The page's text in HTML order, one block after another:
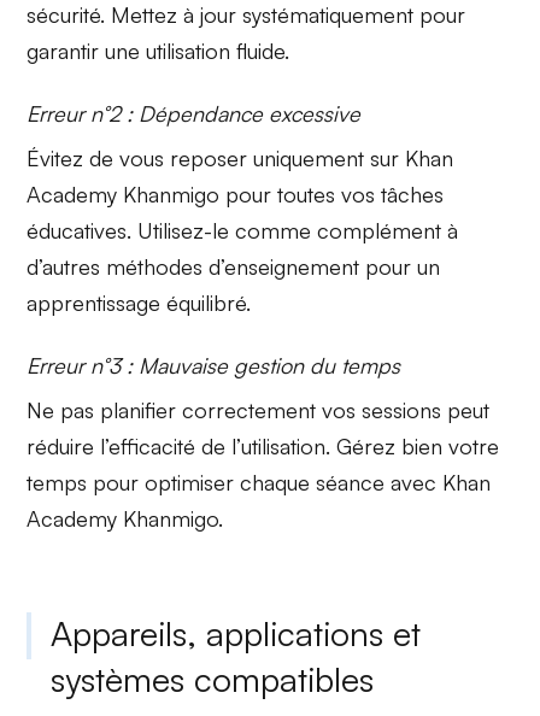
sécurité. Mettez à jour systématiquement pour
garantir une utilisation fluide.
Erreur n°2 : Dépendance excessive
Évitez de vous reposer uniquement sur Khan
Academy Khanmigo pour toutes vos tâches
éducatives. Utilisez-le commecomplément à
d’autres méthodes d’enseignement pour un
apprentissage équilibré.
Erreur n°3 : Mauvaise gestion du temps
Ne pas planifier correctement vos sessions peut
réduire l’efficacité de l’utilisation.Gérez bien votre
temps pour optimiser chaque séance avec Khan
Academy Khanmigo.
Appareils, applications et
systèmes compatibles